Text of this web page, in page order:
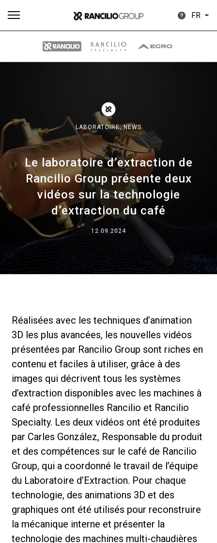
FR
LABORATOIRE,NEWS
Le laboratoire d’extraction de
Rancilio Group présente deux
vidéos sur la technologie
d’extraction du café
12.09.2024
Réalisées avec les techniques d’animation
3D les plus avancées, les nouvelles vidéos
présentées par Rancilio Group sont riches en
contenu et faciles à utiliser, grâce à des
images qui décrivent tous les systèmes
d’extraction disponibles avec les machines à
café professionnelles Rancilio et Rancilio
Specialty. Les deux vidéos ont été produites
par Carles González, Responsable du produit
et des compétences sur le café de Rancilio
Group, qui a coordonné le travail de l’équipe
du Laboratoire d’Extraction. Pour chaque
technologie, des animations 3D et des
graphiques ont été utilisés pour reconstruire
la mécanique interne et présenter la
technologie des machines multi-chaudières
Our brands
News
Histoire
Durabilité
Connect
Nous contacter
Politique de confidentialité